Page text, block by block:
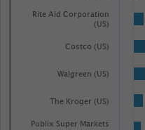
categories.
axis
Rite Aid Corporation
(US)
The Kroger (US)
Costco (US)
Walgreen (US)
Publix Super Markets